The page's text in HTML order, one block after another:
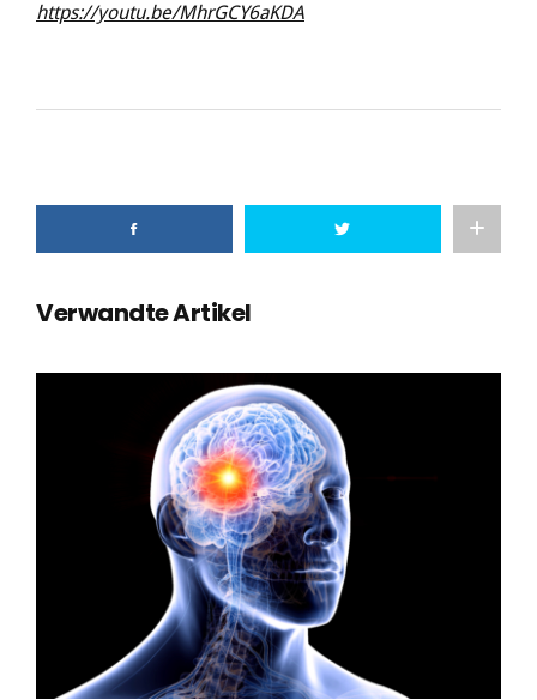
https://youtu.be/MhrGCY6aKDA
Verwandte Artikel